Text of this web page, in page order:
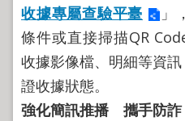
機
關
介
紹
業
收據專屬查驗平臺
」
條件或直接掃描QR
收據影像檔、明細等資
證收據狀態。
強化簡訊推播 攜手防詐